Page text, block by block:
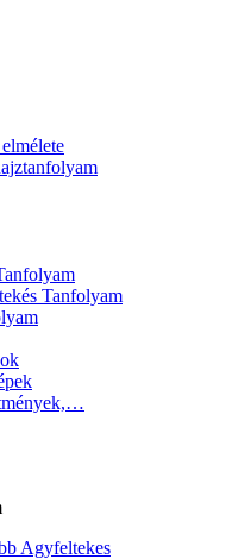
Tanfolyam